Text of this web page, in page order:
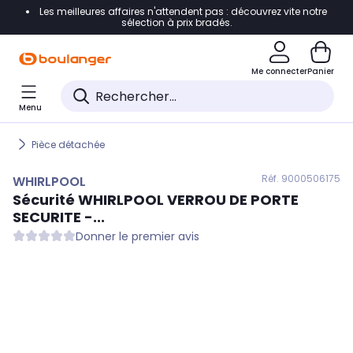
Accéder directement à la navigation
Accéder directement au pied de page
Accéder directement au chatbot
Les meilleures affaires n'attendent pas : découvrez vite notre
sélection à prix bradés.
Me connecterPanier
Menu
Pièce détachée
WHIRLPOOL Réf. 9000506175
Sécurité WHIRLPOOL VERROU DE PORTE
SECURITE -...
Donner le premier avis